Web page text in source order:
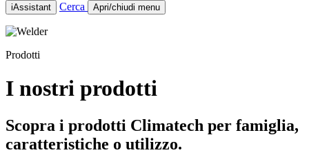
iAssistant Cerca Apri/chiudi menu
Home
Prodotti
Novità
Documentazione
Prodotti
I nostri prodotti
Scopra i prodotti Climatech per famiglia,
caratteristiche o utilizzo.